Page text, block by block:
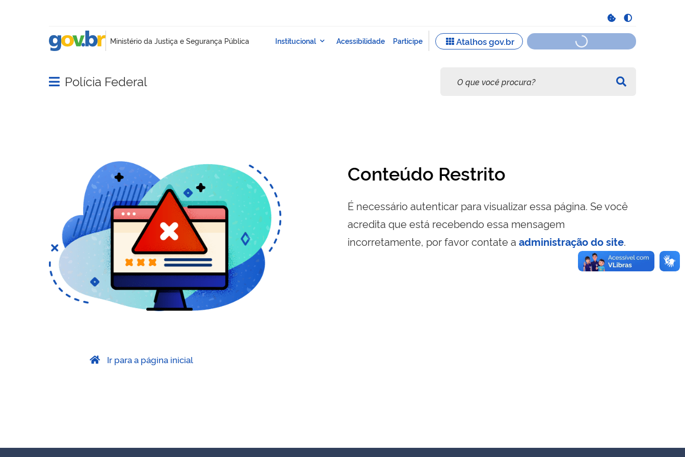
Abrir menu principal de navegação
Polícia Federal
Conteúdo Restrito
É necessário autenticar para visualizar essa página. Se você
acredita que está recebendo essa mensagem
incorretamente, por favor contate a administração do site.
Ir para a página inicial